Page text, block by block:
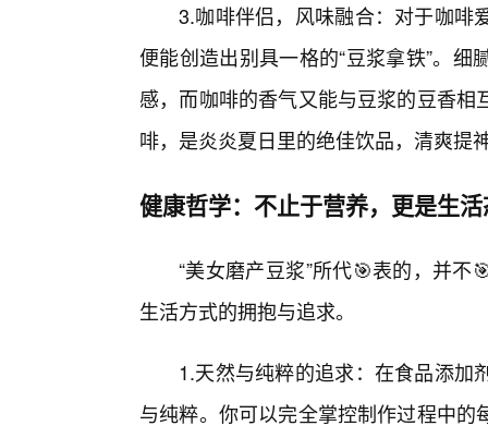
3.咖啡伴侣，风味融合：对于咖啡
便能创造出别具一格的“豆浆拿铁”。
感，而咖啡的香气又能与豆浆的豆香
啡，是炎炎夏日里的绝佳饮品，清爽提
健康哲学：不止于营养，更是生
“美女磨产豆浆”所代🎯表的，并
生活方式的拥抱与追求。
1.天然与纯粹的追求：在食品添加
与纯粹。你可以完全掌控制作过程中